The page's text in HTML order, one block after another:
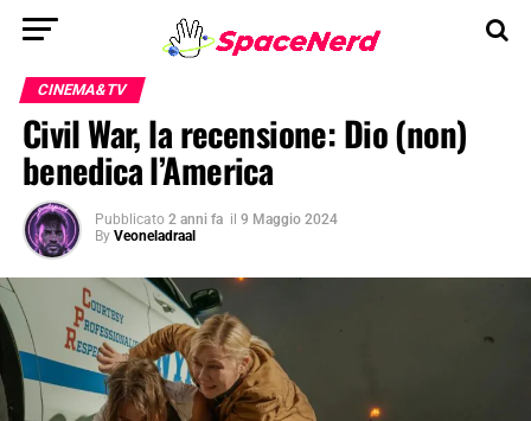
CINEMA&TV
Civil War, la recensione: Dio (non)
benedica l’America
Pubblicato 2 anni fa il 9 Maggio 2024
By Veoneladraal